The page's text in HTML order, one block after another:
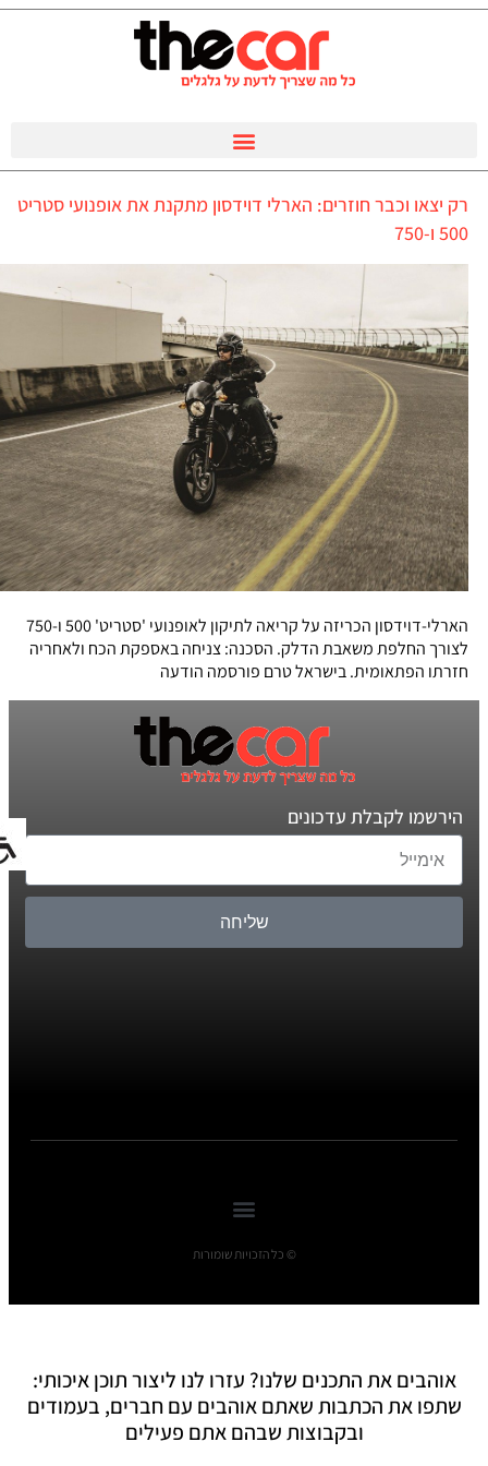
רק יצאו וכבר חוזרים: הארלי דוידסון מתקנת את אופנועי סטריט
500 ו-750
הארלי-דוידסון הכריזה על קריאה לתיקון לאופנועי 'סטריט' 500 ו-750
לצורך החלפת משאבת הדלק. הסכנה: צניחה באספקת הכח ולאחריה
חזרתו הפתאומית. בישראל טרם פורסמה הודעה
הירשמו לקבלת עדכונים
שליחה
© כל הזכויות שומורות
אוהבים את התכנים שלנו? עזרו לנו ליצור תוכן איכותי:
שתפו את הכתבות שאתם אוהבים עם חברים, בעמודים
ובקבוצות שבהם אתם פעילים